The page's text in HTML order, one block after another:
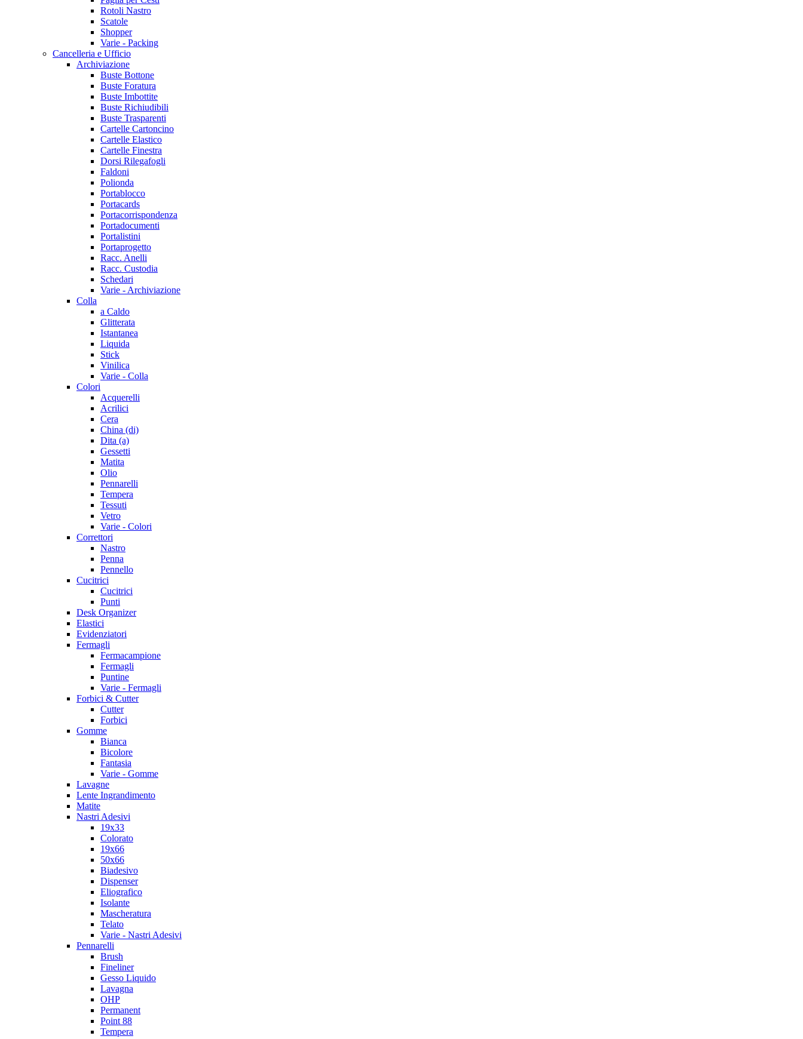
Rotoli Nastro
Scatole
Shopper
Varie - Packing
Cancelleria e Ufficio
Archiviazione
Buste Bottone
Buste Foratura
Buste Imbottite
Buste Richiudibili
Buste Trasparenti
Cartelle Cartoncino
Cartelle Elastico
Cartelle Finestra
Dorsi Rilegafogli
Faldoni
Polionda
Portablocco
Portacards
Portacorrispondenza
Portadocumenti
Portalistini
Portaprogetto
Racc. Anelli
Racc. Custodia
Schedari
Varie - Archiviazione
Colla
a Caldo
Glitterata
Istantanea
Liquida
Stick
Vinilica
Varie - Colla
Colori
Acquerelli
Acrilici
Cera
China (di)
Dita (a)
Gessetti
Matita
Olio
Pennarelli
Tempera
Tessuti
Vetro
Varie - Colori
Correttori
Nastro
Penna
Pennello
Cucitrici
Cucitrici
Punti
Desk Organizer
Elastici
Evidenziatori
Fermagli
Fermacampione
Fermagli
Puntine
Varie - Fermagli
Forbici & Cutter
Cutter
Forbici
Gomme
Bianca
Bicolore
Fantasia
Varie - Gomme
Lavagne
Lente Ingrandimento
Matite
Nastri Adesivi
19x33
Colorato
19x66
50x66
Biadesivo
Dispenser
Eliografico
Isolante
Mascheratura
Telato
Varie - Nastri Adesivi
Pennarelli
Brush
Fineliner
Gesso Liquido
Lavagna
OHP
Permanent
Point 88
Tempera